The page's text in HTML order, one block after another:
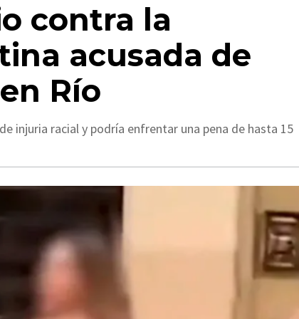
contra la
acusada de
Río
injuria racial y podría enfrentar una pena de hasta 15